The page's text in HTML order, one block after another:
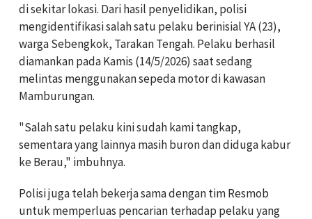
di sekitar lokasi. Dari hasil penyelidikan, polisi
mengidentifikasi salah satu pelaku berinisial YA (23),
warga Sebengkok, Tarakan Tengah. Pelaku berhasil
diamankan pada Kamis (14/5/2026) saat sedang
melintas menggunakan sepeda motor di kawasan
Mamburungan.
"Salah satu pelaku kini sudah kami tangkap,
sementara yang lainnya masih buron dan diduga kabur
ke Berau," imbuhnya.
Polisi juga telah bekerja sama dengan tim Resmob
untuk memperluas pencarian terhadap pelaku yang